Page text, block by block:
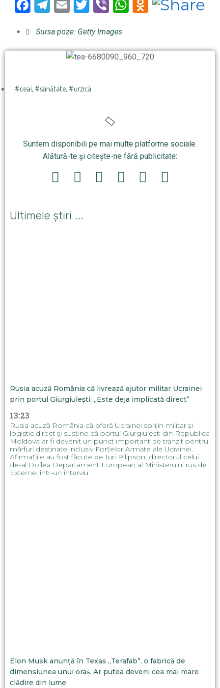
Facebook
Telegram
EmailTwitter
ViberWhatsApp
Sursa poze: Getty Images
#ceai, #sănătate, #urzică
Suntem disponibili pe mai multe platforme sociale.
Alătură-te și citește-ne fără publicitate:
Ultimele știri ...
Rusia acuză România că livrează ajutor militar Ucrainei
prin portul Giurgiulești: „Este deja implicată direct”
13:23
Rusia acuză România că oferă Ucrainei sprijin militar și
logistic direct și susține că portul Giurgiulești din Republica
Moldova ar fi devenit un punct important de tranzit pentru
mărfuri destinate inclusiv Forțelor Armate ale Ucrainei.
Afirmațiile au fost făcute de Iuri Pilipson, directorul celui
de-al Doilea Departament European al Ministerului rus de
Externe, într-un interviu
Elon Musk anunță în Texas „Terafab”, o fabrică de
dimensiunea unui oraș. Ar putea deveni cea mai mare
clădire din lume